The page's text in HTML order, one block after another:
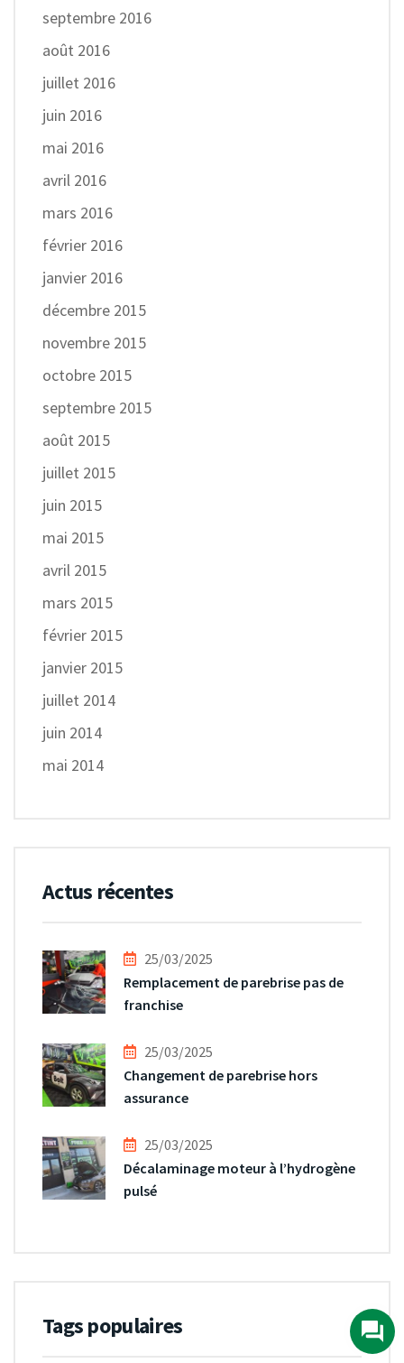
septembre 2016
août 2016
juillet 2016
juin 2016
mai 2016
avril 2016
mars 2016
février 2016
janvier 2016
décembre 2015
novembre 2015
octobre 2015
septembre 2015
août 2015
juillet 2015
juin 2015
mai 2015
avril 2015
mars 2015
février 2015
janvier 2015
juillet 2014
juin 2014
mai 2014
Actus récentes
25/03/2025
Remplacement de parebrise pas de
franchise
25/03/2025
Changement de parebrise hors
assurance
25/03/2025
Décalaminage moteur à l’hydrogène
pulsé
Tags populaires